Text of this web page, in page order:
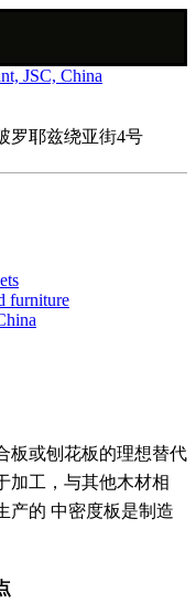
罗耶兹绕亚街4号
板或刨花板的理想替代
加工，与其他木材相
产的 中密度板是制造